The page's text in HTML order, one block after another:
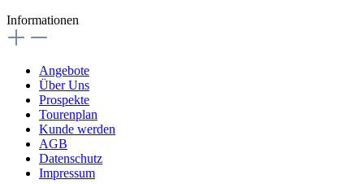
Informationen
Angebote
Über Uns
Prospekte
Tourenplan
Kunde werden
AGB
Datenschutz
Impressum